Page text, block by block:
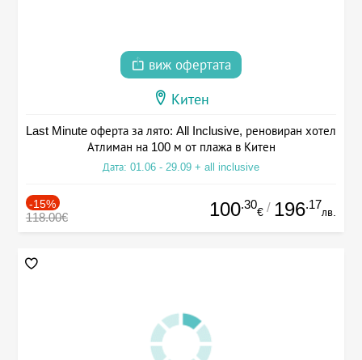
виж офертата
Китен
Last Minute оферта за лято: All Inclusive, реновиран хотел
Атлиман на 100 м от плажа в Китен
Дата: 01.06 - 29.09 + all inclusive
-15%
118.00€ 100.30
€ / 196.17
лв.